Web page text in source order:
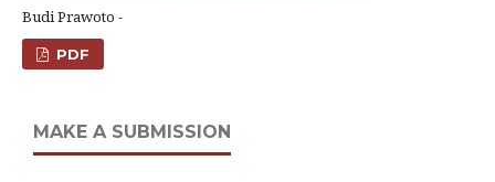
Budi Prawoto -
PDF
MAKE A SUBMISSION